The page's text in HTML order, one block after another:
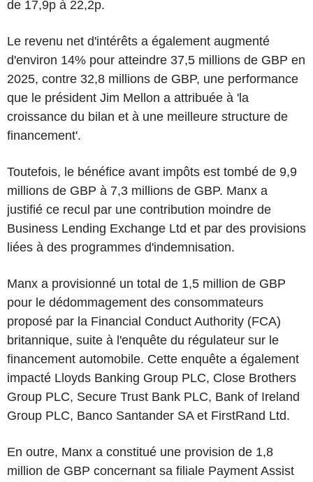
de 17,9p à 22,2p.
Le revenu net d'intérêts a également augmenté
d'environ 14% pour atteindre 37,5 millions de GBP en
2025, contre 32,8 millions de GBP, une performance
que le président Jim Mellon a attribuée à 'la
croissance du bilan et à une meilleure structure de
financement'.
Toutefois, le bénéfice avant impôts est tombé de 9,9
millions de GBP à 7,3 millions de GBP. Manx a
justifié ce recul par une contribution moindre de
Business Lending Exchange Ltd et par des provisions
liées à des programmes d'indemnisation.
Manx a provisionné un total de 1,5 million de GBP
pour le dédommagement des consommateurs
proposé par la Financial Conduct Authority (FCA)
britannique, suite à l'enquête du régulateur sur le
financement automobile. Cette enquête a également
impacté Lloyds Banking Group PLC, Close Brothers
Group PLC, Secure Trust Bank PLC, Bank of Ireland
Group PLC, Banco Santander SA et FirstRand Ltd.
En outre, Manx a constitué une provision de 1,8
million de GBP concernant sa filiale Payment Assist